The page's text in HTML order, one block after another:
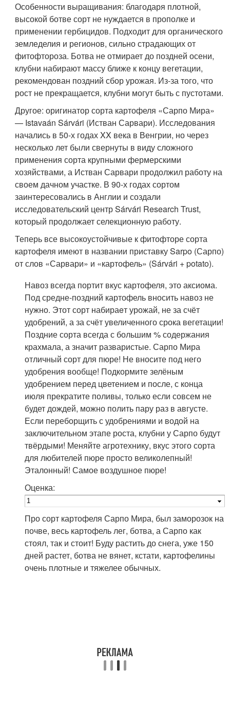
Особенности выращивания: благодаря плотной,
высокой ботве сорт не нуждается в прополке и
применении гербицидов. Подходит для органического
земледелия и регионов, сильно страдающих от
фитофтороза. Ботва не отмирает до поздней осени,
клубни набирают массу ближе к концу вегетации,
рекомендован поздний сбор урожая. Из-за того, что
рост не прекращается, клубни могут быть с пустотами.
Другое: оригинатор сорта картофеля «Сарпо Мира»
— Istavaán Sárvári (Истван Сарвари). Исследования
начались в 50-х годах XX века в Венгрии, но через
несколько лет были свернуты в виду сложного
применения сорта крупными фермерскими
хозяйствами, а Истван Сарвари продолжил работу на
своем дачном участке. В 90-х годах сортом
заинтересовались в Англии и создали
исследовательский центр Sárvári Research Trust,
который продолжает селекционную работу.
Теперь все высокоустойчивые к фитофторе сорта
картофеля имеют в названии приставку Sarpo (Сарпо)
от слов «Сарвари» и «картофель» (Sárvári + potato).
Навоз всегда портит вкус картофеля, это аксиома.
Под средне-поздний картофель вносить навоз не
нужно. Этот сорт набираeт урожай, не за счёт
удобрений, а за счёт увеличенного срока вегетации!
Поздние сорта всегда с большим % содержания
крахмала, а значит разваристые. Сарпо Мира
отличный сорт для пюре! Не вносите под него
удобрения вообще! Подкормите зелёным
удобрением перед цветением и после, с конца
июля прекратите поливы, только если совсем не
будет дождей, можно полить пару раз в августе.
Если переборщить с удобрениями и водой на
заключительном этапе роста, клубни у Сарпо будут
твёрдыми! Меняйте агротехнику, вкус этого сорта
для любителей пюре просто великолепный!
Эталонный! Самое воздушное пюре!
Оценка:
Про сорт картофеля Сарпо Мира, был заморозок на
почве, весь картофель лег, ботва, а Сарпо как
стоял, так и стоит! Буду растить до снега, уже 150
дней растет, ботва не вянет, кстати, картофелины
очень плотные и тяжелее обычных.